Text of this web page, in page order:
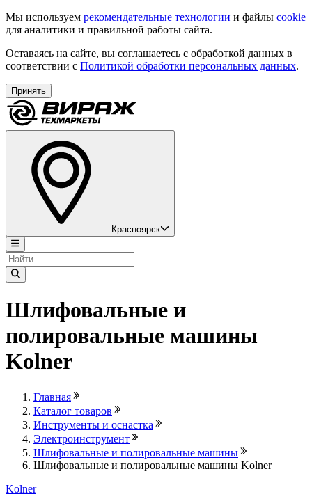
Мы используем рекомендательные технологии и файлы cookie
для аналитики и правильной работы сайта.
Оставаясь на сайте, вы соглашаетесь с обработкой данных в
соответствии с Политикой обработки персональных данных.
Принять
Красноярск
Шлифовальные и
полировальные машины
Kolner
Главная
Каталог товаров
Инструменты и оснастка
Электроинструмент
Шлифовальные и полировальные машины
Шлифовальные и полировальные машины Kolner
Kolner